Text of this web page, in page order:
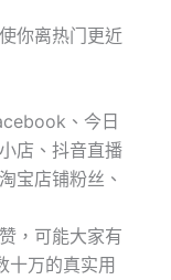
你离热门更近
、今日
店、抖音直播
宝店铺粉丝、
，可能大家有
十万的真实用